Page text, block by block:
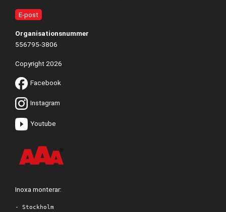
E-post
Organisationsnummer
556795-3806
Copyright 2026
Facebook
Instagram
Youtube
Inoxa monterar:
- Stockholm